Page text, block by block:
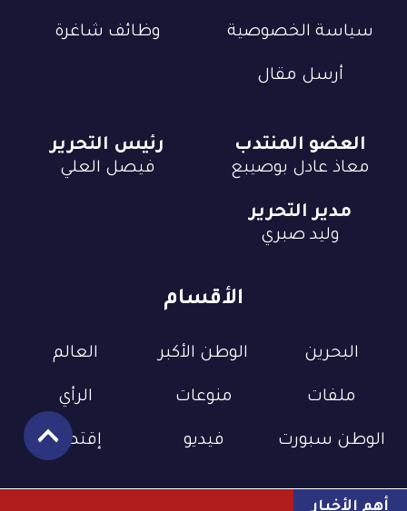
أهم الأخبار
سياسة الخصوصية وظائف شاغرة
أرسل مقال
الأقسام
البحرين الوطن الأكبر العالم
ملفات منوعات الرأي
الوطن سبورت فيديو إقتصاد
العضو المنتدب
معاذ عادل بوصيبع
رئيس التحرير
فيصل العلي
مدير التحرير
وليد صبري